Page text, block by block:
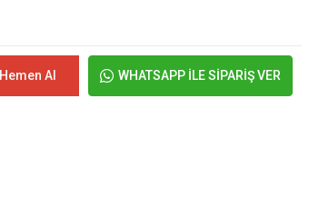
Hemen Al WHATSAPP İLE SİPARİŞ VER